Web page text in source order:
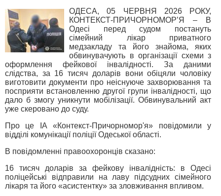
ОДЕСА, 05 ЧЕРВНЯ 2026 РОКУ,
КОНТЕКСТ-ПРИЧОРНОМОР’Я – В
Одесі перед судом постануть
сімейний лікар приватного
медзакладу та його знайома, яких
обвинувачують в організації схеми з
оформлення фейкової інвалідності. За даними
слідства, за 16 тисяч доларів вони обіцяли чоловіку
виготовити документи про неіснуюче захворювання та
посприяти встановленню другої групи інвалідності, що
дало б змогу уникнути мобілізації. Обвинувальний акт
уже скеровано до суду.
Про це ІА «Контекст-Причорномор'я» повідомили у
відділі комунікації поліції Одеської області.
В повідомленні правоохоронців сказано:
16 тисяч доларів за фейкову інвалідність: в Одесі
поліцейські відправили на лаву підсудних сімейного
лікаря та його «асистентку» за зловживання впливом.